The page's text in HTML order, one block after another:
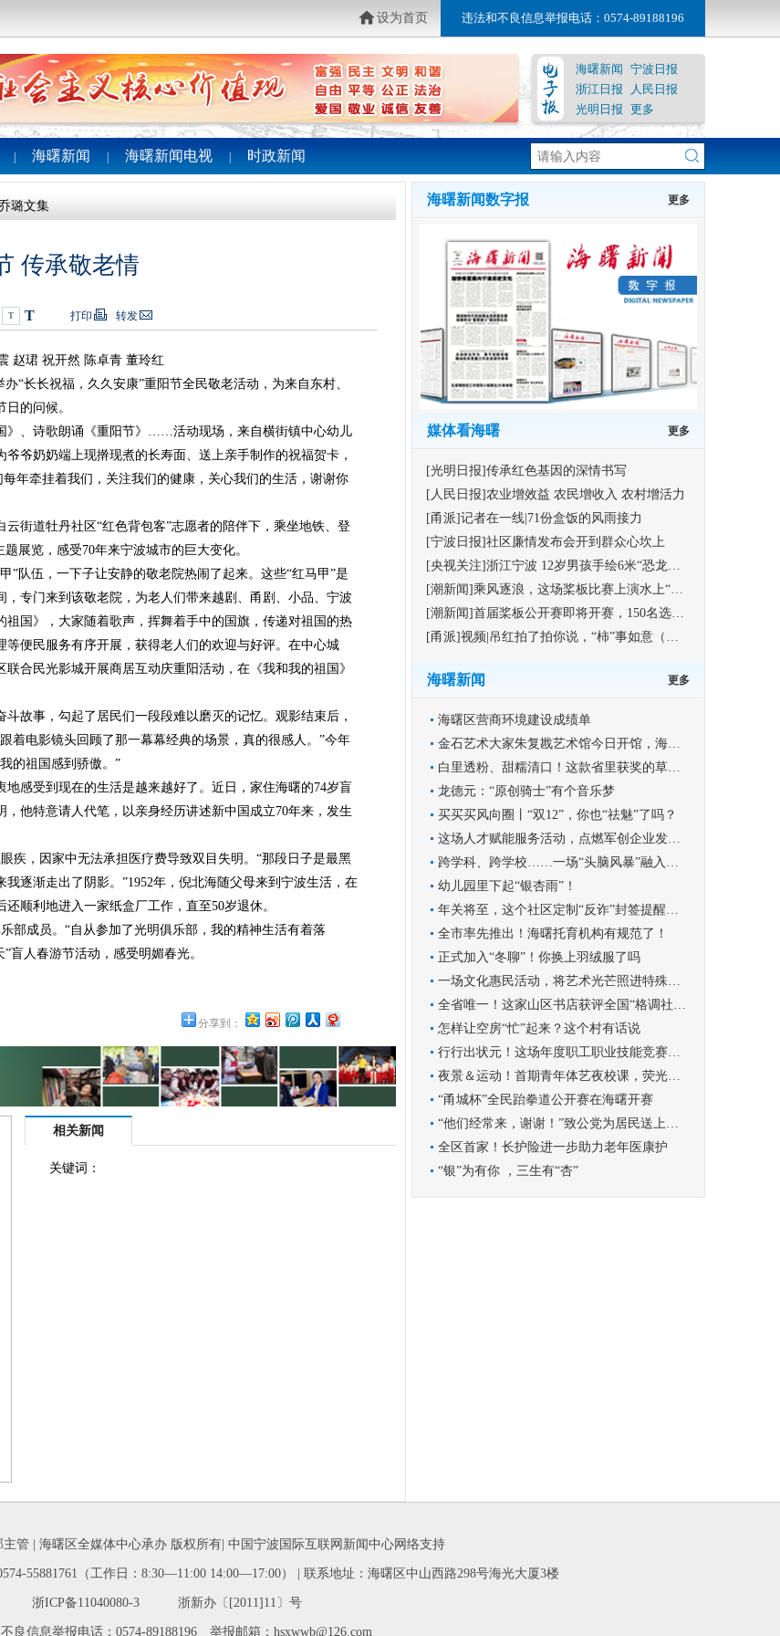
设为首页 违法和不良信息举报电话：0574-89188196
海曙新闻 宁波日报
浙江日报
人民日报
光明日报 更多
海曙新闻 海曙新闻电视 时政新闻
璐文集
传承敬老情
T T 打印 转发
赵珺 祝开然 陈卓青 董玲红
长长祝福，久久安康”重阳节全民敬老活动，为来自东村、
的问候。
、诗歌朗诵《重阳节》……活动现场，来自横街镇中心幼儿
爷奶奶端上现擀现煮的长寿面、送上亲手制作的祝福贺卡，
年牵挂着我们，关注我们的健康，关心我们的生活，谢谢你
道牡丹社区“红色背包客”志愿者的陪伴下，乘坐地铁、登
展览，感受70年来宁波城市的巨大变化。
伍，一下子让安静的敬老院热闹了起来。这些“红马甲”是
专门来到该敬老院，为老人们带来越剧、甬剧、小品、宁波
国》，大家随着歌声，挥舞着手中的国旗，传递对祖国的热
便民服务有序开展，获得老人们的欢迎与好评。在中心城
合民光影城开展商居互动庆重阳活动，在《我和我的祖国》
事，勾起了居民们一段段难以磨灭的记忆。观影结束后，
着电影镜头回顾了那一幕幕经典的场景，真的很感人。”今年
的祖国感到骄傲。”
受到现在的生活是越来越好了。近日，家住海曙的74岁盲
他特意请人代笔，以亲身经历讲述新中国成立70年来，发生
，因家中无法承担医疗费导致双目失明。“那段日子是最黑
逐渐走出了阴影。”1952年，倪北海随父母来到宁波生活，在
顺利地进入一家纸盒厂工作，直至50岁退休。
成员。“自从参加了光明俱乐部，我的精神生活有着落
盲人春游节活动，感受明媚春光。
分享到：
相关新闻
关键词：
海曙新闻数字报 更多
媒体看海曙 更多
[光明日报]传承红色基因的深情书写
[人民日报]农业增效益 农民增收入 农村增活力
[甬派]记者在一线|71份盒饭的风雨接力
[宁波日报]社区廉情发布会开到群众心坎上
[央视关注]浙江宁波 12岁男孩手绘6米“恐龙版”《清明上河图》
[潮新闻]乘风逐浪，这场桨板比赛上演水上“速度与激情”
[潮新闻]首届桨板公开赛即将开赛，150名选手竞逐海曙集士港水域
[甬派]视频|吊红拍了拍你说，“柿”事如意（福利）
海曙新闻 更多
海曙区营商环境建设成绩单
金石艺术大家朱复戡艺术馆今日开馆，海曙再添文化新地标
白里透粉、甜糯清口！这款省里获奖的草莓你尝过吗？
龙德元：“原创骑士”有个音乐梦
买买买风向圈丨“双12”，你也“祛魅”了吗？
这场人才赋能服务活动，点燃军创企业发展新引擎
跨学科、跨学校……一场“头脑风暴”融入学科实践
幼儿园里下起“银杏雨”！
年关将至，这个社区定制“反诈”封签提醒群众守好钱袋子
全市率先推出！海曙托育机构有规范了！
正式加入“冬聊”！你换上羽绒服了吗
一场文化惠民活动，将艺术光芒照进特殊孩子的世界
全省唯一！这家山区书店获评全国“格调社区店”
怎样让空房“忙”起来？这个村有话说
行行出状元！这场年度职工职业技能竞赛圆满收官
夜景＆运动！首期青年体艺夜校课，荧光青年漫跑罗城
“甬城杯”全民跆拳道公开赛在海曙开赛
“他们经常来，谢谢！”致公党为居民送上暖心服务
全区首家！长护险进一步助力老年医康护
“银”为有你 ，三生有“杏”
管 | 海曙区全媒体中心承办 版权所有| 中国宁波国际互联网新闻中心网络支持
55881761（工作日：8:30—11:00 14:00—17:00） | 联系地址：海曙区中山西路298号海光大厦3楼
浙ICP备11040080-3 浙新办〔[2011]11〕号
良信息举报电话：0574-89188196 举报邮箱：hsxwwb@126.com